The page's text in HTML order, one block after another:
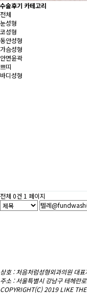
수술후기 카테고리
전체
눈성형
코성형
동안성형
가슴성형
안면윤곽
쁘띠
바디성형
전체 0건 1 페이지
상호 : 처음처럼성형외과의원대
주소 : 서울특별시 강남구 테헤란
COPYRIGHT(C) 2019 LIKE